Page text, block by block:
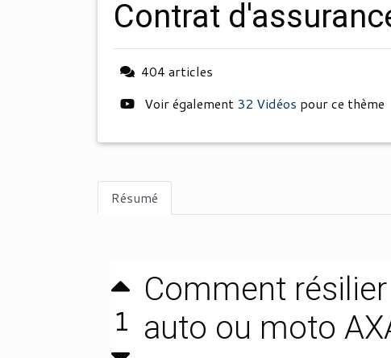
contrat
404 articles
Voir également 32 Vidéos pour ce thème
Résumé
1
Comment
auto ou moto